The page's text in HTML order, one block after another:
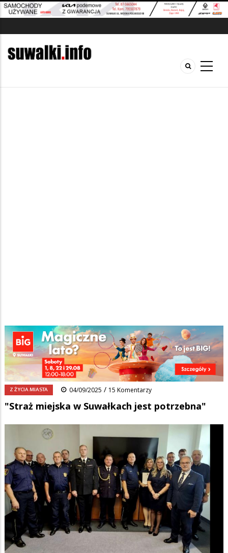
Ścieżka
nawigacyjna
Strona główna/Wiadomości/Z życia miasta/
"Straż miejska w Suwałkach jest potrzebna"
FacebookPinterestTumblr
0 Reddit Share
Z ŻYCIA MIASTA 04/09/2025 / 15 Komentarzy
"Straż miejska w Suwałkach jest potrzebna"